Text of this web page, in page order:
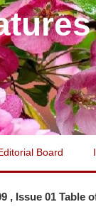
Board
, Issue 01 Table